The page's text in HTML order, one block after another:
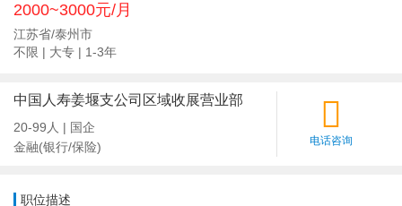
2000~3000元/月
江苏省/泰州市
不限 | 大专 | 1-3年
中国人寿姜堰支公司区域收展营业部
20-99人 | 国企
金融(银行/保险)
电话咨询
职位描述